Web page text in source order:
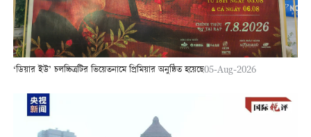
‘ডিয়ার ইউ’ চলচ্চিত্রটির ভিয়েতনামে প্রিমিয়ার অনুষ্ঠিত হয়েছে05-Aug-2026